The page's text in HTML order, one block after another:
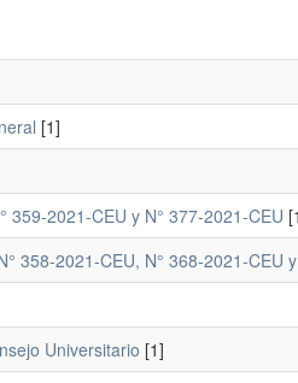
[1]
359-2021-CEU y N° 377-2021-CEU
358-2021-CEU, N° 368-2021-CEU
Universitario [1]